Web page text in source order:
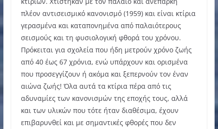
πλέον αντισεισμικό κανονισμό (1959) και είναι κτίρια
γερασμένα και καταπονημένα από παλαιότερους
σεισμούς και τη φυσιολογική φθορά του χρόνου.
Πρόκειται για σχολεία που ήδη μετρούν χρόνο ζωής
από 40 έως 67 χρόνια, ενώ υπάρχουν και ορισμένα
που προσεγγίζουν ή ακόμα και ξεπερνούν τον έναν
αιώνα ζωής! Όλα αυτά τα κτίρια πέρα από τις
αδυναμίες των κανονισμών της εποχής τους, αλλά
και των υλικών που τότε ήταν διαθέσιμα, έχουν
επιβαρυνθεί και με σημαντικές φθορές που δεν